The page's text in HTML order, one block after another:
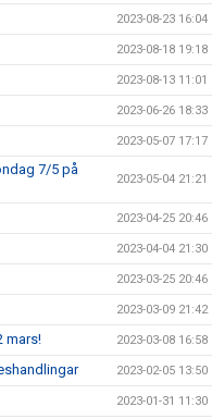
2023-08-23 16:04
2023-08-18 19:18
2023-08-13 11:01
2023-06-26 18:33
2023-05-07 17:17
7/5 på
2023-05-04 21:21
2023-04-25 20:46
2023-04-04 21:30
2023-03-25 20:46
2023-03-09 21:42
mars! 2023-03-08 16:58
2023-02-05 13:50
2023-01-31 11:30